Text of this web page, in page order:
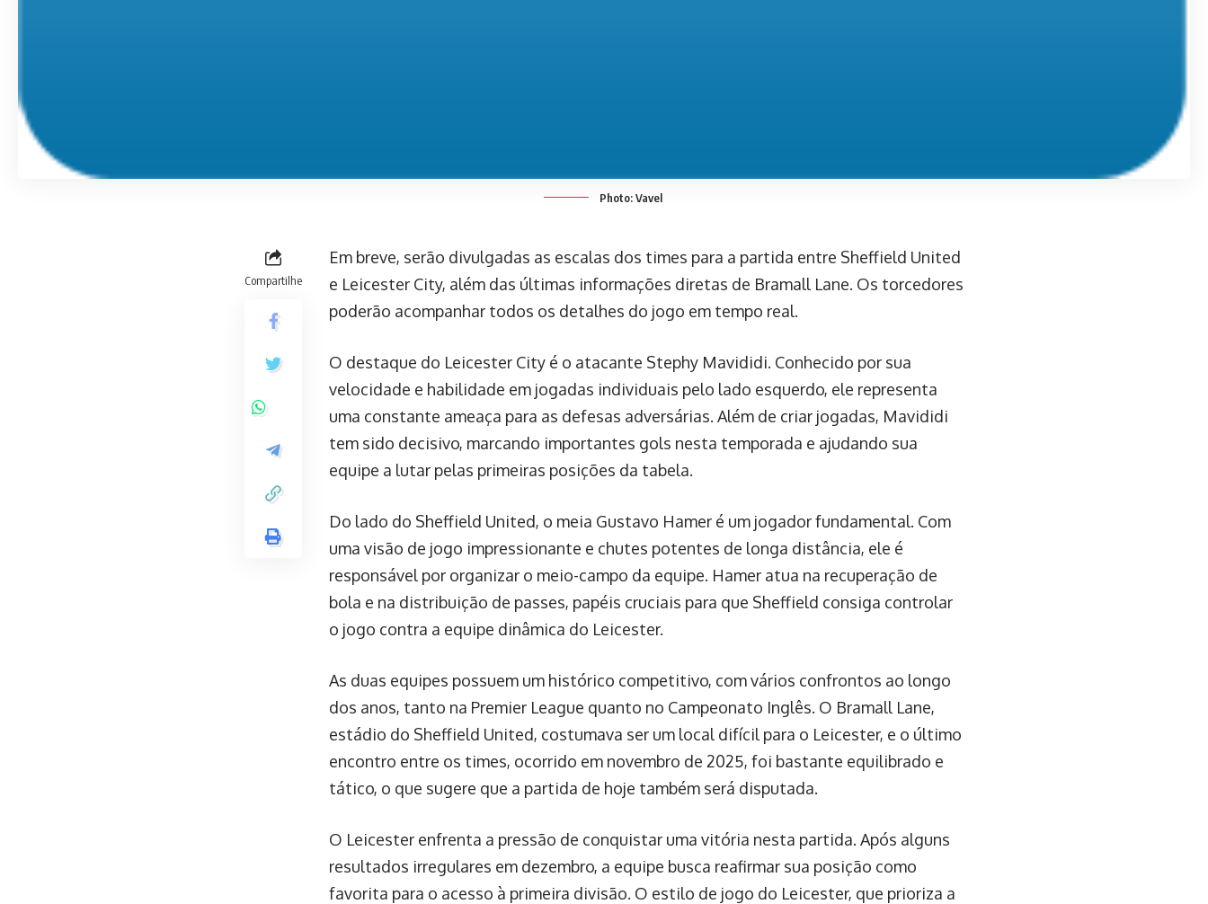
Photo: Vavel
Compartilhe
Em breve, serão divulgadas as escalas dos times para a partida entre Sheffield United
e Leicester City, além das últimas informações diretas de Bramall Lane. Os torcedores
poderão acompanhar todos os detalhes do jogo em tempo real.
O destaque do Leicester City é o atacante Stephy Mavididi. Conhecido por sua
velocidade e habilidade em jogadas individuais pelo lado esquerdo, ele representa
uma constante ameaça para as defesas adversárias. Além de criar jogadas, Mavididi
tem sido decisivo, marcando importantes gols nesta temporada e ajudando sua
equipe a lutar pelas primeiras posições da tabela.
Do lado do Sheffield United, o meia Gustavo Hamer é um jogador fundamental. Com
uma visão de jogo impressionante e chutes potentes de longa distância, ele é
responsável por organizar o meio-campo da equipe. Hamer atua na recuperação de
bola e na distribuição de passes, papéis cruciais para que Sheffield consiga controlar
o jogo contra a equipe dinâmica do Leicester.
As duas equipes possuem um histórico competitivo, com vários confrontos ao longo
dos anos, tanto na Premier League quanto no Campeonato Inglês. O Bramall Lane,
estádio do Sheffield United, costumava ser um local difícil para o Leicester, e o último
encontro entre os times, ocorrido em novembro de 2025, foi bastante equilibrado e
tático, o que sugere que a partida de hoje também será disputada.
O Leicester enfrenta a pressão de conquistar uma vitória nesta partida. Após alguns
resultados irregulares em dezembro, a equipe busca reafirmar sua posição como
favorita para o acesso à primeira divisão. O estilo de jogo do Leicester, que prioriza a